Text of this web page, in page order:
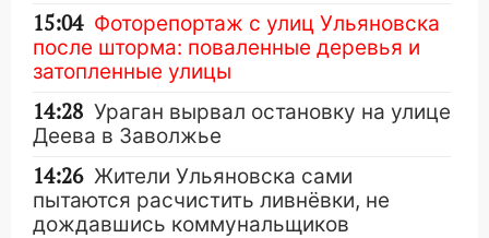
15:04 Фоторепортаж с улиц Ульяновска
после шторма: поваленные деревья и
затопленные улицы
14:28 Ураган вырвал остановку на улице
Деева в Заволжье
14:26 Жители Ульяновска сами
пытаются расчистить ливнёвки, не
дождавшись коммунальщиков